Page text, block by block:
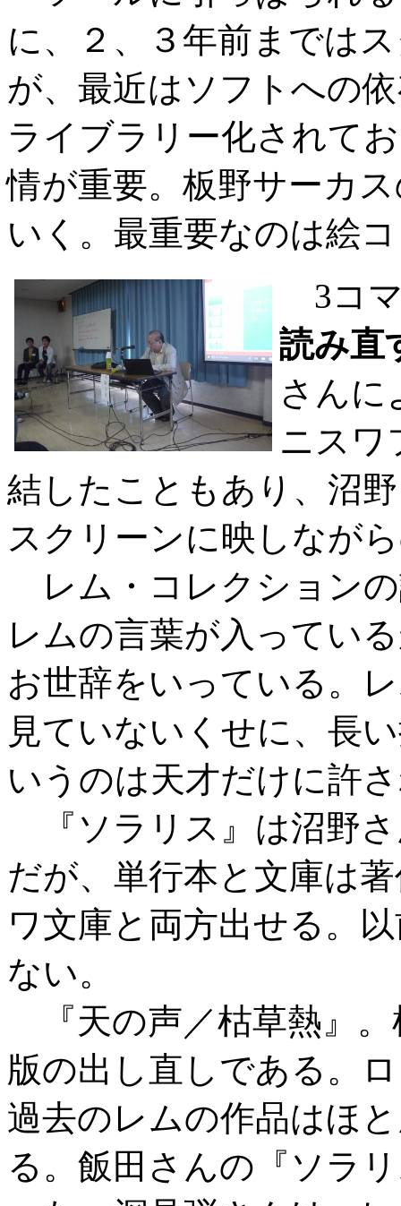
に、２、３年前までは
が、最近はソフトへの
ライブラリー化されて
情が重要。板野サーカ
いく。最重要なのは絵
3コ
読み直
さんに
ニスワ
結したこともあり、沼
スクリーンに映しなが
レム・コレクション
レムの言葉が入ってい
お世辞をいっている。
見ていないくせに、長
いうのは天才だけに許
『ソラリス』は沼野
だが、単行本と文庫は
ワ文庫と両方出せる。
ない。
『天の声／枯草熱』。
版の出し直しである。
過去のレムの作品はほ
る。飯田さんの『ソラ